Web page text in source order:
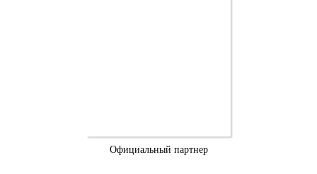
Официальный партнер